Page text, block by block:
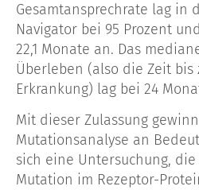
Gesamtansprechrate lag in
Navigator bei 95 Prozent
22,1 Monate an. Das
Überleben (also die Zeit
Erkrankung) lag bei 24
Mit dieser Zulassung
Mutationsanalyse an
sich eine Untersuchung,
Mutation im Rezeptor-